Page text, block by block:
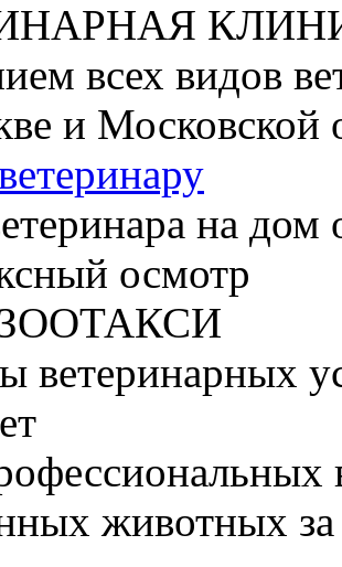
всех видов
и Московской
на дом
осмотр
ЗООТАКСИ
ветеринарных
животных